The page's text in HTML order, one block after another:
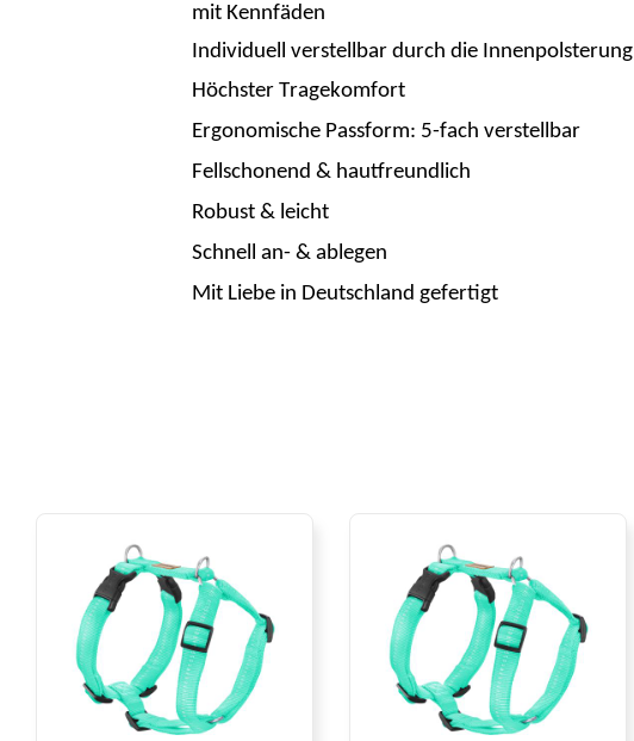
mit Kennfäden
Individuell verstellbar durch die Innenpolsterung
Höchster Tragekomfort
Ergonomische Passform: 5-fach verstellbar
Fellschonend & hautfreundlich
Robust & leicht
Schnell an- & ablegen
Mit Liebe in Deutschland gefertigt